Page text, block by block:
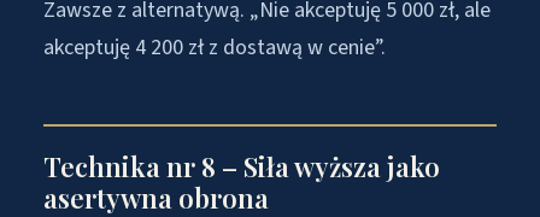
Zawsze z alternatywą. „Nie akceptuję 5 000 zł, ale
akceptuję 4 200 zł z dostawą w cenie”.
Technika nr 8 – Siła wyższa jako
asertywna obrona